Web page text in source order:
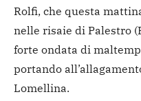
Rolfi, che questa
nelle risaie di Palestro
forte ondata di
portando
Lomellina.